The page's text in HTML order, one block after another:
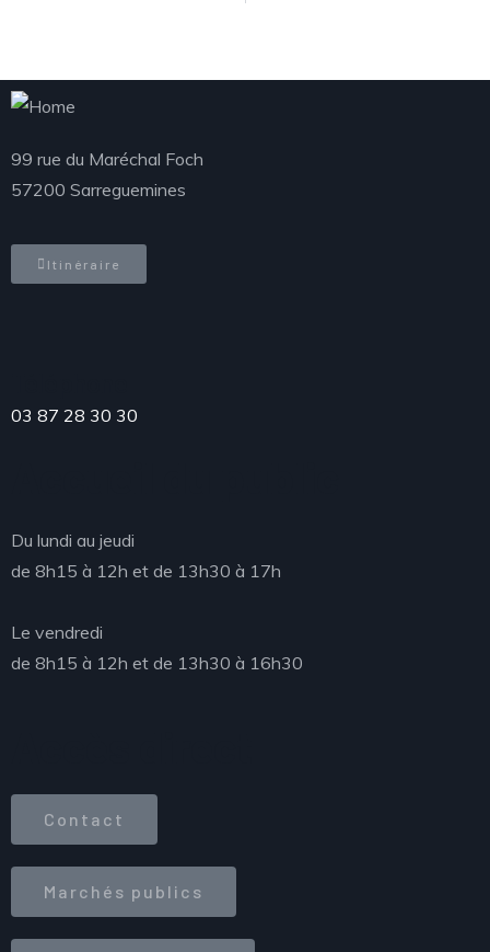
99 rue du Maréchal Foch
57200 Sarreguemines
Itinéraire
03 87 28 30 30
Du lundi au jeudi
de 8h15 à 12h et de 13h30 à 17h
Le vendredi
de 8h15 à 12h et de 13h30 à 16h30
Contact
Marchés publics